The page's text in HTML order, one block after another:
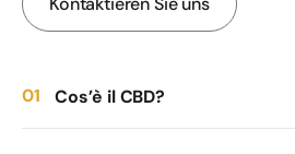
Cos’è il CBD?